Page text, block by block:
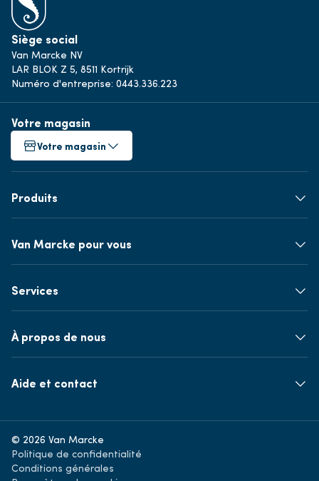
Siège social
Van Marcke NV
LAR BLOK Z 5, 8511 Kortrijk
Numéro d'entreprise: 0443.336.223
Votre magasin
Votre magasin
Produits
Van Marcke pour vous
Services
À propos de nous
Aide et contact
© 2026 Van Marcke
Politique de confidentialité
Conditions générales